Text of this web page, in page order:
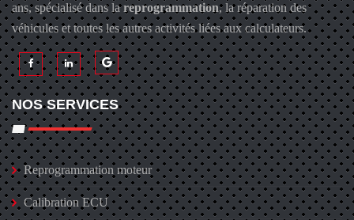
ans, spécialisé dans lareprogrammation, la réparation des
véhicules et toutes les autres activités liées aux calculateurs.
NOS SERVICES
Reprogrammation moteur
Calibration ECU